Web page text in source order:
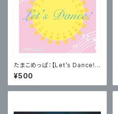
たまこめっぱ：【Let’s Dance!】
MV見れちゃう！？ポストカード
¥500